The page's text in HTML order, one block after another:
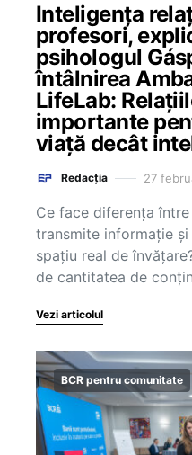
Inteligența
profesori,
psihologul
întâlnirea
LifeLab:
importante
viață decât
Redacția 27
Ce face diferența
transmite informație
spațiu real de
de cantitatea de
Vezi articolul
BCR pentru comunitate